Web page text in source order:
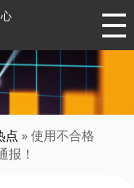
点 » 使用不合格
报！